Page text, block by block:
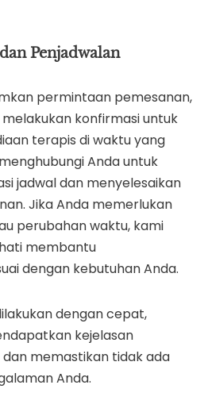
Penjadwalan
permintaan pemesanan,
konfirmasi untuk
terapis di waktu yang
Anda untuk
jadwal dan menyelesaikan
Jika Anda memerlukan
perubahan waktu, kami
membantu
dengan kebutuhan Anda.
dengan cepat,
kejelasan
memastikan tidak ada
Anda.